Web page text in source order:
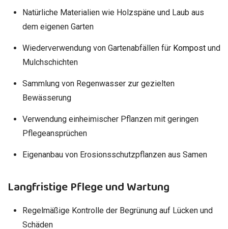
Natürliche Materialien wie Holzspäne und Laub aus
dem eigenen Garten
Wiederverwendung von Gartenabfällen für Kompostund
Mulchschichten
Sammlung von Regenwasser zur gezielten
Bewässerung
Verwendung einheimischer Pflanzen mit geringen
Pflegeansprüchen
Eigenanbau von Erosionsschutzpflanzen aus Samen
Langfristige Pflege und Wartung
Regelmäßige Kontrolle der Begrünung auf Lücken und
Schäden